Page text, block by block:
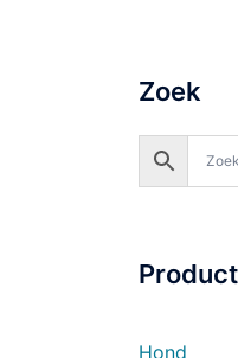
Zoek
Hond